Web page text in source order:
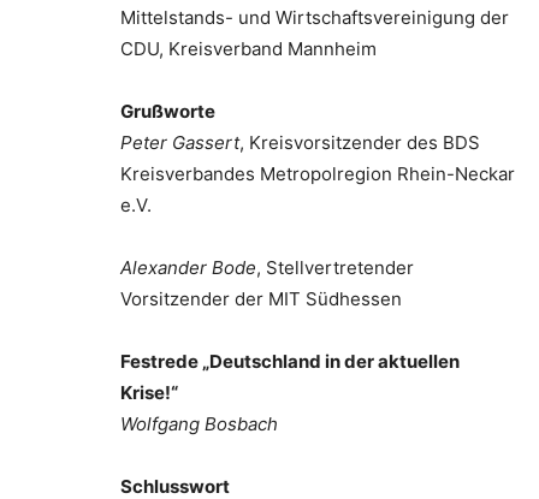
Mittelstands- und Wirtschaftsvereinigung der
CDU, Kreisverband Mannheim
Grußworte
Peter Gassert, Kreisvorsitzender des BDS
Kreisverbandes Metropolregion Rhein-Neckar
e.V.
Alexander Bode, Stellvertretender
Vorsitzender der MIT Südhessen
Festrede „Deutschland in der aktuellen
Krise!“
Wolfgang Bosbach
Schlusswort